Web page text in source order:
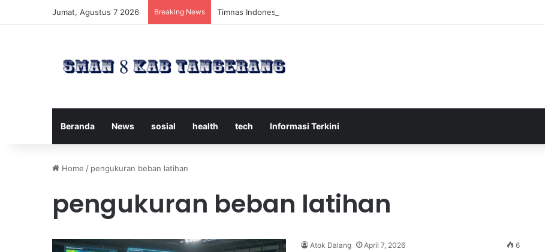
Jumat, Agustus 7 2026 Breaking News Timnas Indonesia U-17 Tereliminasi, Berikut 4 Tim Lolos ke Semifinal Piala AFF U-17 2026
Beranda News sosial health tech Informasi Terkini
Home / pengukuran beban latihan
pengukuran beban latihan
Atok Dalang April 7, 2026 6